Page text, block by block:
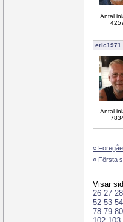
Antal
eric1971
Antal
«
« Första
Visar
26 27 28
52 53 54
78 79 80